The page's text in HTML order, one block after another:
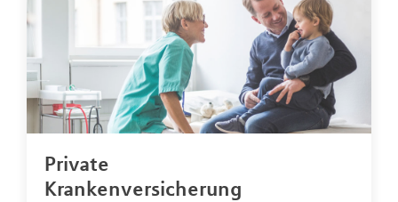
Private
Krankenversicherung